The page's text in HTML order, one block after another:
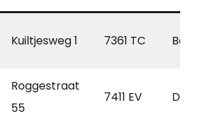
Kuiltjesweg 1 7361 TC
Roggestraat
55
7411 EV